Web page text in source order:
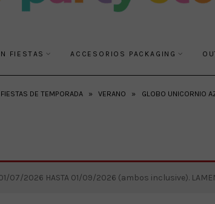
FIESTAS ACCESORIOS PACKAGING
FIESTAS DE TEMPORADA » VERANO » GLOBO UNICORNIO
07/2026 HASTA 01/09/2026 (ambos inclusive).